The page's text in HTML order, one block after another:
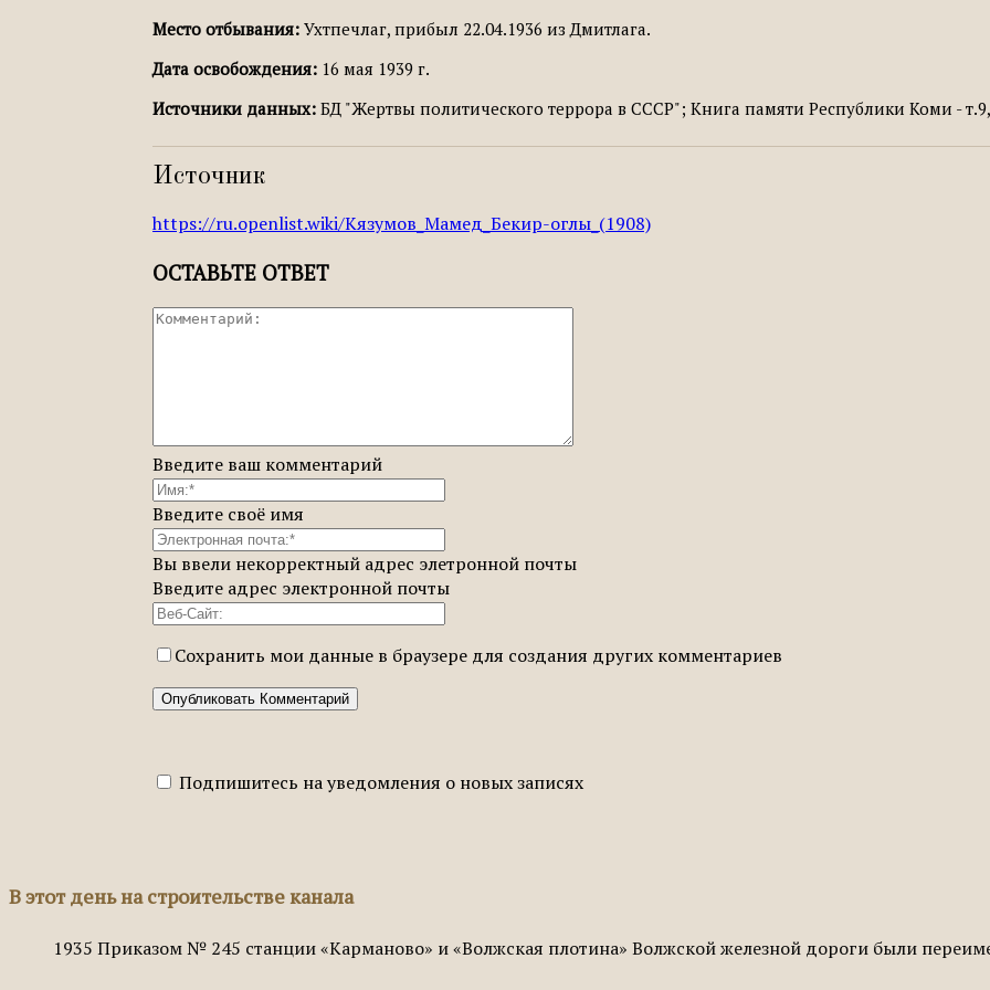
Место отбывания: Ухтпечлаг, прибыл 22.04.1936 из Дмитлага.
Дата освобождения: 16 мая 1939 г.
Источники данных: БД "Жертвы политического террора в СССР"; Книга памяти Республики Коми -
Источник
https://ru.openlist.wiki/Кязумов_Мамед_Бекир-оглы_(1908)
ОСТАВЬТЕ ОТВЕТ
Введите ваш комментарий
Введите своё имя
Вы ввели некорректный адрес элетронной почты
Введите адрес электронной почты
Сохранить мои данные в браузере для создания других комментариев
Подпишитесь на уведомления о новых записях
В этот день на строительстве канала
1935 Приказом № 245 станции «Карманово» и «Волжская плотина» Волжской железной дороги были